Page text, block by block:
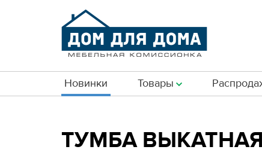
Новинки Товары
ТУМБА ВЫКАТНАЯ